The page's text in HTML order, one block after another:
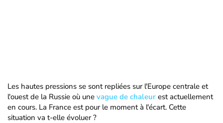
Les hautes pressions se sont repliées sur l'Europe centrale et
l'ouest de la Russie où une vague de chaleur est actuellement
en cours. La France est pour le moment à l'écart. Cette
situation va t-elle évoluer ?